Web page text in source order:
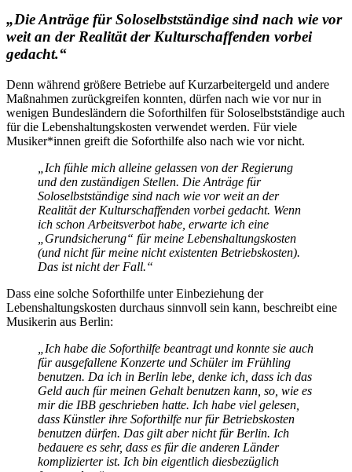
„Die Anträge für Soloselbstständige sind nach wie vor
weit an der Realität der Kulturschaffenden vorbei
gedacht.“
Denn während größere Betriebe auf Kurzarbeitergeld und andere
Maßnahmen zurückgreifen konnten, dürfen nach wie vor nur in
wenigen Bundesländern die Soforthilfen für Soloselbstständige auch
für die Lebenshaltungskosten verwendet werden. Für viele
Musiker*innen greift die Soforthilfe also nach wie vor nicht.
Ich fühle mich alleine gelassen von der Regierung
und den zuständigen Stellen. Die Anträge für
Soloselbstständige sind nach wie vor weit an der
Realität der Kulturschaffenden vorbei gedacht. Wenn
ich schon Arbeitsverbot habe, erwarte ich eine
„Grundsicherung“ für meine Lebenshaltungskosten
(und nicht für meine nicht existenten Betriebskosten).
Das ist nicht der Fall.“
Dass eine solche Soforthilfe unter Einbeziehung der
Lebenshaltungskosten durchaus sinnvoll sein kann, beschreibt eine
Musikerin aus Berlin:
Ich habe die Soforthilfe beantragt und konnte sie auch
für ausgefallene Konzerte und Schüler im Frühling
benutzen. Da ich in Berlin lebe, denke ich, dass ich das
Geld auch für meinen Gehalt benutzen kann, so, wie es
mir die IBB geschrieben hatte. Ich habe viel gelesen,
dass Künstler ihre Soforthilfe nur für Betriebskosten
benutzen dürfen. Das gilt aber nicht für Berlin. Ich
bedauere es sehr, dass es für die anderen Länder
komplizierter ist. Ich bin eigentlich diesbezüglich